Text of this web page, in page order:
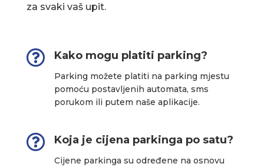
za svaki vaš upit.
 Kako mogu platiti parking?
Parking možete platiti na parking mjestu
pomoću postavljenih automata, sms
porukom ili putem naše aplikacije.
 Koja je cijena parkinga po satu?
Cijene parkinga su određene na osnovu